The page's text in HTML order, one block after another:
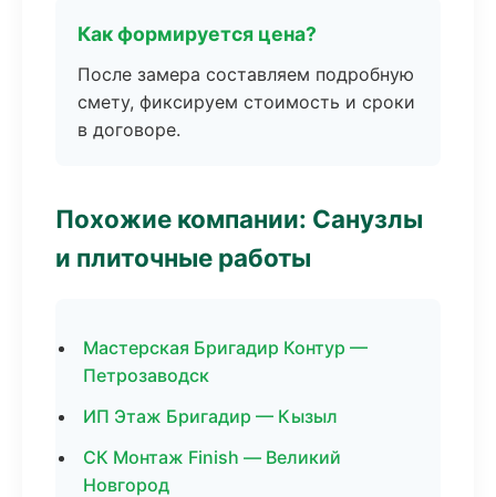
Как формируется цена?
После замера составляем подробную
смету, фиксируем стоимость и сроки
в договоре.
Похожие компании: Санузлы
и плиточные работы
Мастерская Бригадир Контур —
Петрозаводск
ИП Этаж Бригадир — Кызыл
СК Монтаж Finish — Великий
Новгород